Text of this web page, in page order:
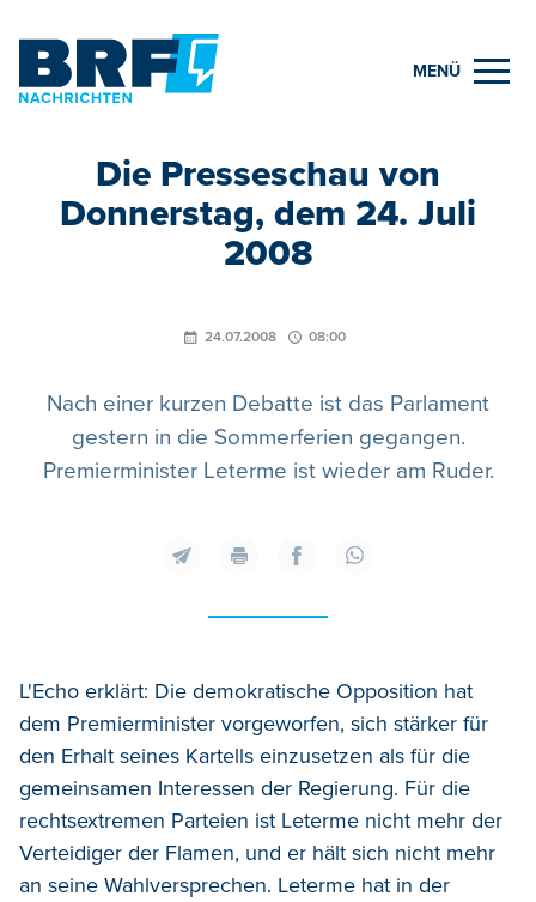
MENÜ
Die Presseschau von
Donnerstag, dem 24. Juli
2008
24.07.2008 08:00
Nach einer kurzen Debatte ist das Parlament
gestern in die Sommerferien gegangen.
Premierminister Leterme ist wieder am Ruder.
L'Echo erklärt: Die demokratische Opposition hat
dem Premierminister vorgeworfen, sich stärker für
den Erhalt seines Kartells einzusetzen als für die
gemeinsamen Interessen der Regierung. Für die
rechtsextremen Parteien ist Leterme nicht mehr der
Verteidiger der Flamen, und er hält sich nicht mehr
an seine Wahlversprechen. Leterme hat in der